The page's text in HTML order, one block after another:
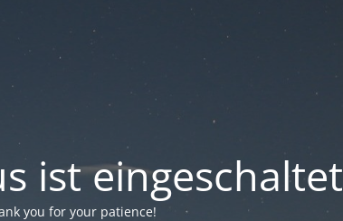
ist eingeschaltet
you for your patience!